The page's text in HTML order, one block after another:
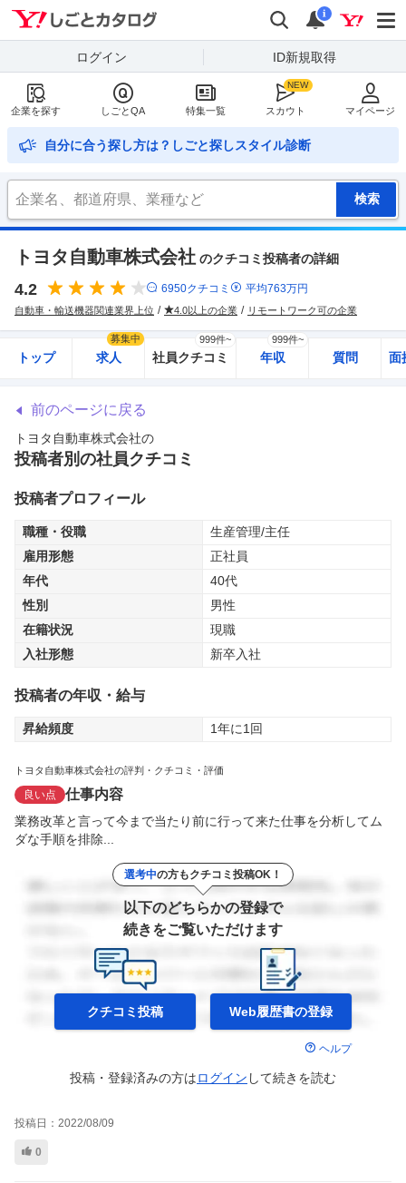
検索
通知
i
ログイン ID新規取得
企業を探す しごとQA 特集一覧 スカウト マイページ
自分に合う探し方は？しごと探しスタイル診断
トヨタ自動車株式会社 のクチコミ投稿者の詳細
4.2 6950クチコミ 平均763万円
自動車・輸送機器関連業界上位 4.0以上の企業 リモートワーク可の企業
トップ 求人
募集中
社員クチコミ
999件~
年収
999件~
質問 面
前のページに戻る
トヨタ自動車株式会社の
投稿者別の社員クチコミ
投稿者プロフィール
職種・役職
生産管理/主任
雇用形態
正社員
年代
40代
性別
男性
在籍状況
現職
入社形態
新卒入社
投稿者の年収・給与
昇給頻度 1年に1回
トヨタ自動車株式会社の評判・クチコミ・評価
良い点 仕事内容
業務改革と言って今まで当たり前に行って来た仕事を分析してム
ダな手順を排除...
選考中の方もクチコミ投稿OK！
以下のどちらかの登録で
続きをご覧いただけます
クチコミ投稿 Web履歴書の登録
ヘルプ
投稿・登録済みの方はログイン して続きを読む
投稿日： 2022/08/09
0